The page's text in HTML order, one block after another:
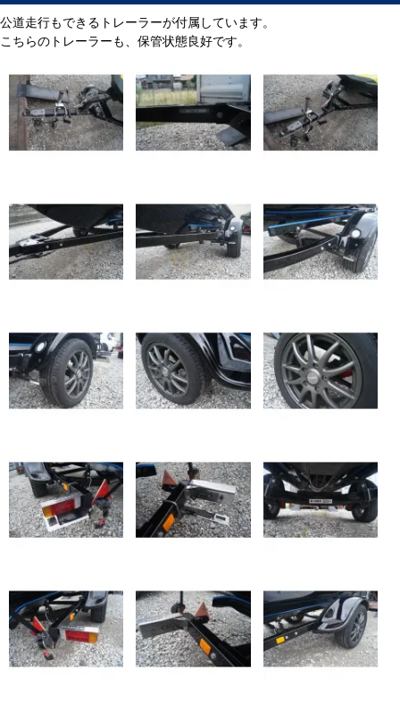
公道走行もできるトレーラーが付属しています。
こちらのトレーラーも、保管状態良好です。